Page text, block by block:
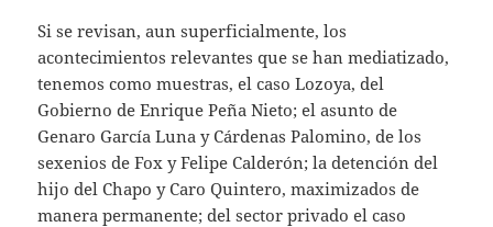
Si se revisan, aun superficialmente, los
acontecimientos relevantes que se han mediatizado,
tenemos como muestras, el caso Lozoya, del
Gobierno de Enrique Peña Nieto; el asunto de
Genaro García Luna y Cárdenas Palomino, de los
sexenios de Fox y Felipe Calderón; la detención del
hijo del Chapo y Caro Quintero, maximizados de
manera permanente; del sector privado el caso